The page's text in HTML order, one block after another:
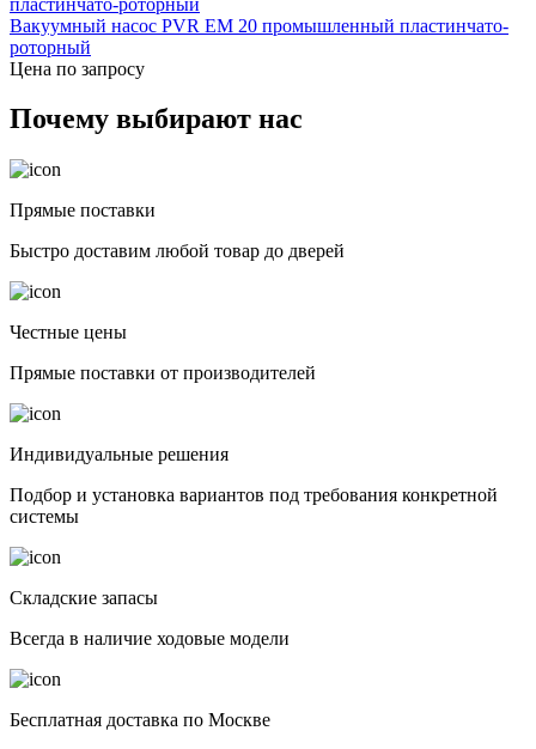
Вакуумный насос PVR EM 20 промышленный пластинчато-
роторный
Цена по запросу
Почему выбирают нас
Прямые поставки
Быстро доставим любой товар до дверей
Честные цены
Прямые поставки от производителей
Индивидуальные решения
Подбор и установка вариантов под требования конкретной
системы
Складские запасы
Всегда в наличие ходовые модели
Бесплатная доставка по Москве